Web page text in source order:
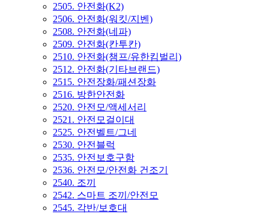
2505. 안전화(K2)
2506. 안전화(워킷/지벤)
2508. 안전화(네파)
2509. 안전화(칸투칸)
2510. 안전화(챔프/유한킴벌리)
2512. 안전화(기타브랜드)
2515. 안전장화/패션장화
2516. 방한안전화
2520. 안전모/액세서리
2521. 안전모걸이대
2525. 안전벨트/그네
2530. 안전블럭
2535. 안전보호구함
2536. 안전모/안전화 건조기
2540. 조끼
2542. 스마트 조끼/안전모
2545. 각반/보호대